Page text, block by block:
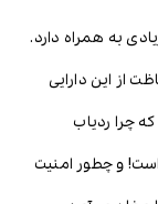
به همراه دارد.
از این دارایی
چرا ردیاب
و چطور امنیت